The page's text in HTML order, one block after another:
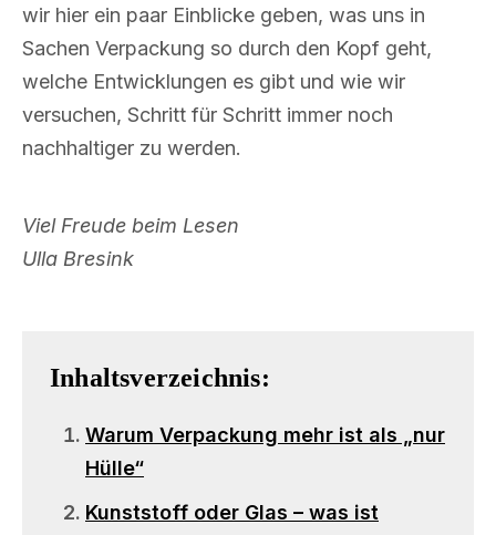
wir hier ein paar Einblicke geben, was uns in
Sachen Verpackung so durch den Kopf geht,
welche Entwicklungen es gibt und wie wir
versuchen, Schritt für Schritt immer noch
nachhaltiger zu werden.
Viel Freude beim Lesen
Ulla Bresink
Inhaltsverzeichnis:
Warum Verpackung mehr ist als „nur
Hülle“
Kunststoff oder Glas – was ist